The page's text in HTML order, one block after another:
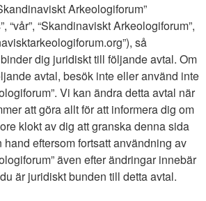
Arkeologiforum”
“vår”, “Skandinaviskt Arkeologiforum”,
så
dig juridiskt till följande avtal. Om
avtal, besök inte eller använd inte
Vi kan ändra detta avtal när
att göra allt för att informera dig om
klokt av dig att granska denna sida
eftersom fortsatt användning av
även efter ändringar innebär
är juridiskt bunden till detta avtal.